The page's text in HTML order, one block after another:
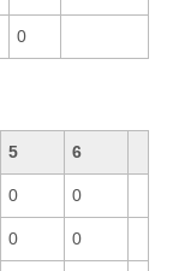
0
5 6
0 0
0 0